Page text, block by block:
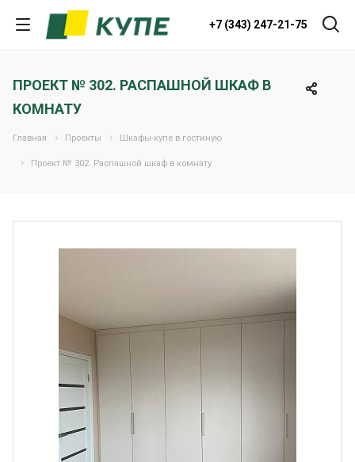
+7 (343) 247-21-75
ПРОЕКТ № 302. РАСПАШНОЙ ШКАФ В
КОМНАТУ
Главная Проекты Шкафы-купе в гостиную
Проект № 302. Распашной шкаф в комнату